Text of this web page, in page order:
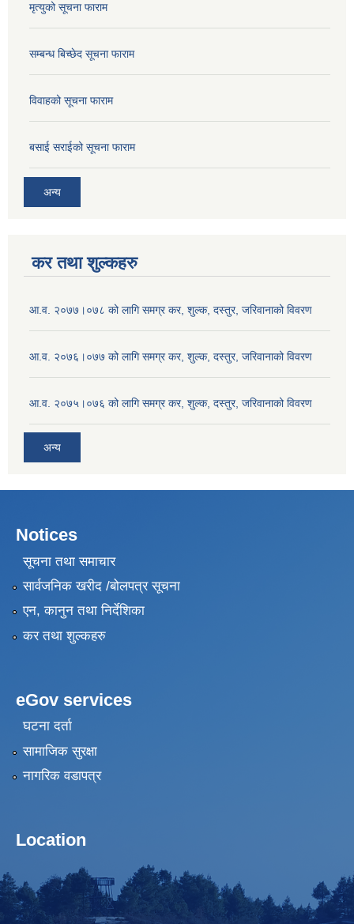
मृत्युको सूचना फाराम
सम्बन्ध बिच्छेद सूचना फाराम
विवाहको सूचना फाराम
बसाई सराईको सूचना फाराम
अन्य
कर तथा शुल्कहरु
आ.व. २०७७।०७८ को लागि समग्र कर, शुल्क, दस्तुर, जरिवानाको विवरण
आ.व. २०७६।०७७ को लागि समग्र कर, शुल्क, दस्तुर, जरिवानाको विवरण
आ.व. २०७५।०७६ को लागि समग्र कर, शुल्क, दस्तुर, जरिवानाको विवरण
अन्य
Notices
सूचना तथा समाचार
सार्वजनिक खरीद /बोलपत्र सूचना
एन, कानुन तथा निर्देशिका
कर तथा शुल्कहरु
eGov services
घटना दर्ता
सामाजिक सुरक्षा
नागरिक वडापत्र
Location